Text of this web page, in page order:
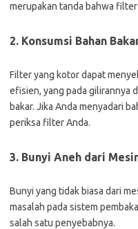
merupakan tanda bahwa
2. Konsumsi Bahan
Filter yang kotor dapat
efisien, yang pada gilirannya
bakar. Jika Anda menyadari
periksa filter Anda.
3. Bunyi Aneh dari
Bunyi yang tidak biasa dari
masalah pada sistem
salah satu penyebabnya.